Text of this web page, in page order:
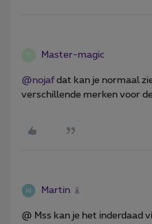
Master-magic
@nojafdat kan je normaal
verschillende merken voor
Martin
@ Mss kan je het inderdaad